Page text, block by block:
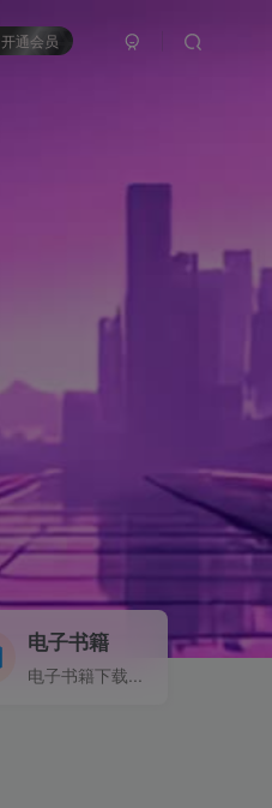
开通会员
电子书籍
电子书籍下载...